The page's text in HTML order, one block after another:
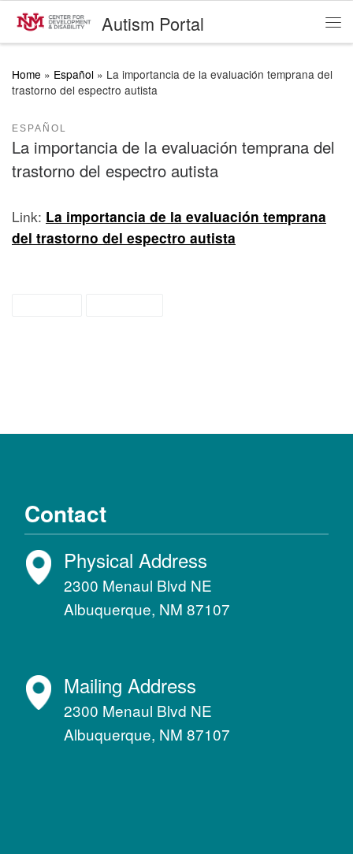
Skip to contentAutism Portal
Home » Español » La importancia de la evaluación temprana del
trastorno del espectro autista
ESPAÑOL
La importancia de la evaluación temprana del
trastorno del espectro autista
Link: La importancia de la evaluación temprana
del trastorno del espectro autista
Contact
Physical Address
2300 Menaul Blvd NE
Albuquerque, NM 87107
Mailing Address
2300 Menaul Blvd NE
Albuquerque, NM 87107